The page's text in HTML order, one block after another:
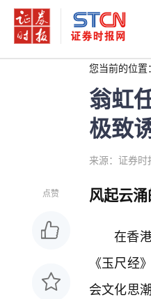
您当前的位置：
翁虹
极致
来源：证券时
点赞 风起云
在香
《玉尺经
会文化思